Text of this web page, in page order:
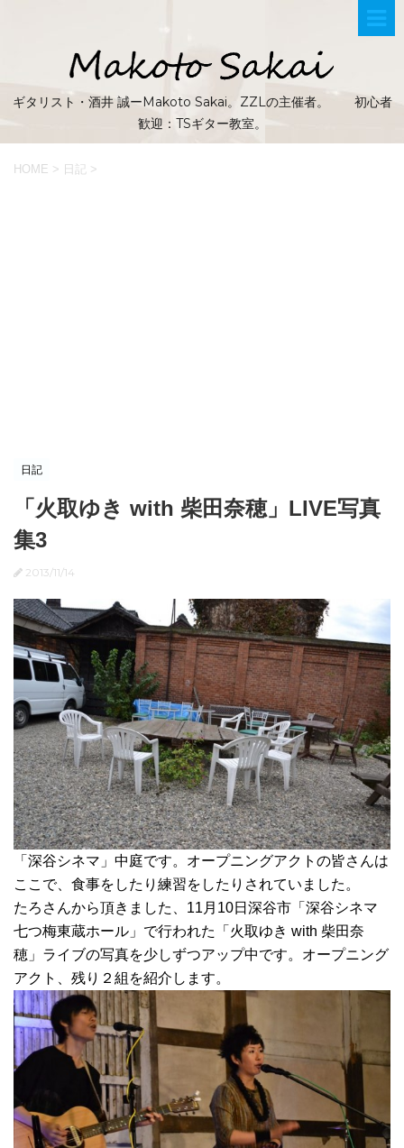
ギタリスト・酒井 誠ーMakoto Sakai。ZZLの主催者。 初心者
歓迎：TSギター教室。
HOME > 日記 >
日記
「火取ゆき with 柴田奈穂」LIVE写真
集3
2013/11/14
「深谷シネマ」中庭です。オープニングアクトの皆さんは
ここで、食事をしたり練習をしたりされていました。
たろさんから頂きました、11月10日深谷市「深谷シネマ
七つ梅東蔵ホール」で行われた「火取ゆき with 柴田奈
穂」ライブの写真を少しずつアップ中です。オープニング
アクト、残り２組を紹介します。